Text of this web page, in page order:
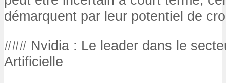
démarquent par leur potentiel de
### Nvidia : Le leader dans le
Artificielle